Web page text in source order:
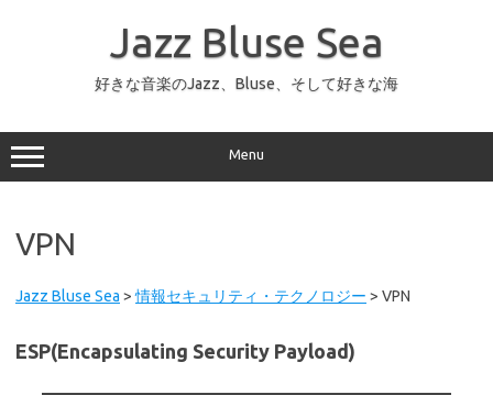
ッ
プ
Jazz Bluse Sea
好きな音楽のJazz、Bluse、そして好きな海
Menu
VPN
Jazz Bluse Sea >情報セキュリティ・テクノロジー > VPN
ESP(Encapsulating Security Payload)